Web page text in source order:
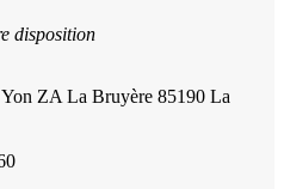
disposition
ZA La Bruyère 85190 La